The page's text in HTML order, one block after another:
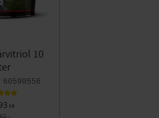
10
60590556
KR